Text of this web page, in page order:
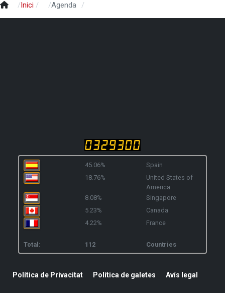
Inici Agenda
45.06%
Spain
18.76%
United States of
America
8.08%
Singapore
5.23%
Canada
4.22%
France
Total: 112 Countries
Política de Privacitat Política de galetes Avís legal